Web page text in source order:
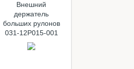
Внешний
держатель
больших рулонов
031-12P015-001